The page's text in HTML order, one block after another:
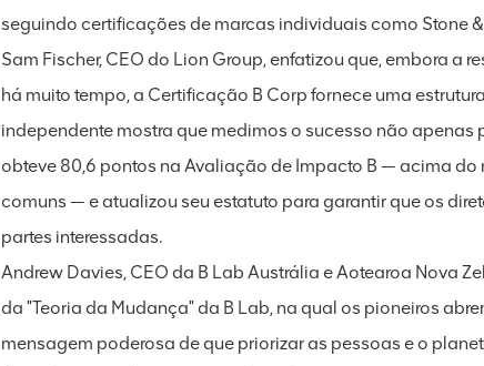
seguindo certificações de marcas individuais como Stone
Sam Fischer, CEO do Lion Group, enfatizou que, embora
há muito tempo, a Certificação B Corp fornece uma
independente mostra que medimos o sucesso não
obteve 80,6 pontos na Avaliação de Impacto B — acima
comuns — e atualizou seu estatuto para garantir que os
partes interessadas.
Andrew Davies, CEO da B Lab Austrália e Aotearoa Nova
da "Teoria da Mudança" da B Lab, na qual os pioneiros
mensagem poderosa de que priorizar as pessoas e o